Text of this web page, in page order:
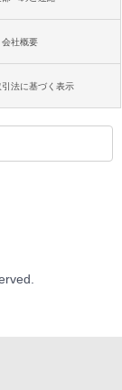
会社概要
法に基づく表示